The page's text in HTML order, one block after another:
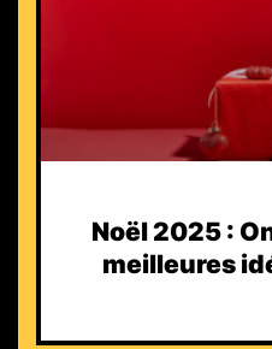
Noël 2025 :
meilleures